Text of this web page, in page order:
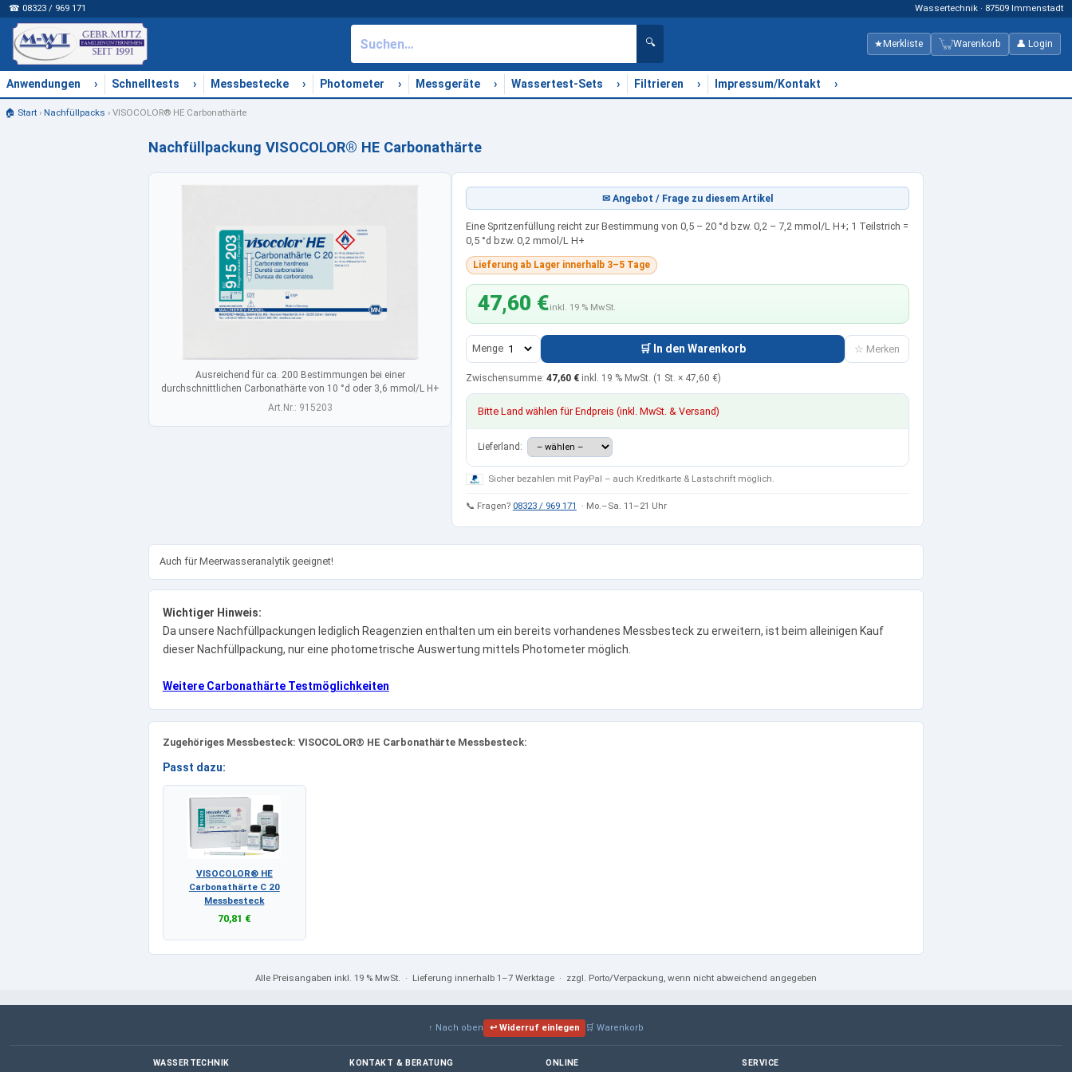
☎ 08323 / 969 171 Wassertechnik · 87509 Immenstadt
🔍 ★ Merkliste Warenkorb 👤 Login
Anwendungen › Schnelltests › Messbestecke › Photometer › Messgeräte › Wassertest-Sets › Filtrieren › Impressum/Kontakt ›
🏠 Start› Nachfüllpacks › VISOCOLOR® HE Carbonathärte
Nachfüllpackung VISOCOLOR® HE Carbonathärte
Ausreichend für ca. 200 Bestimmungen bei einer
durchschnittlichen Carbonathärte von 10 °d oder 3,6 mmol/L H+
Art.Nr.: 915203
✉ Angebot / Frage zu diesem Artikel
Eine Spritzenfüllung reicht zur Bestimmung von 0,5 – 20 °d bzw. 0,2 – 7,2 mmol/L H+; 1 Teilstrich =
0,5 °d bzw. 0,2 mmol/L H+
Lieferung ab Lager innerhalb 3–5 Tage
47,60 €inkl. 19 % MwSt.
Menge 🛒 In den Warenkorb ☆ Merken
Zwischensumme: 47,60 € inkl. 19 % MwSt. (1 St. × 47,60 €)
Bitte Land wählen für Endpreis (inkl. MwSt. & Versand)
Lieferland:
Sicher bezahlen mit PayPal – auch Kreditkarte & Lastschrift möglich.
📞 Fragen? 08323 / 969 171 · Mo.–Sa. 11–21 Uhr
Auch für Meerwasseranalytik geeignet!
Wichtiger Hinweis:
Da unsere Nachfüllpackungen lediglich Reagenzien enthalten um ein bereits vorhandenes Messbesteck zu erweitern, ist beim alleinigen Kauf
dieser Nachfüllpackung, nur eine photometrische Auswertung mittels Photometer möglich.
Weitere Carbonathärte Testmöglichkeiten
Zugehöriges Messbesteck: VISOCOLOR® HE Carbonathärte Messbesteck:
Passt dazu:
VISOCOLOR® HE
Carbonathärte C 20
Messbesteck
70,81 €
Alle Preisangaben inkl. 19 % MwSt. · Lieferung innerhalb 1–7 Werktage · zzgl. Porto/Verpackung, wenn nicht abweichend angegeben
↑ Nach oben ↩ Widerruf einlegen 🛒 Warenkorb
WASSERTECHNIK KONTAKT & BERATUNG ONLINE SERVICE